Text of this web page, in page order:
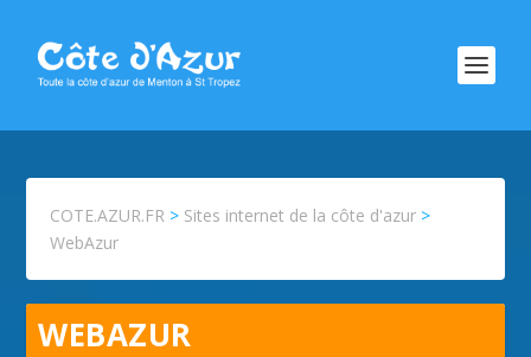
COTE.AZUR.FR > Sites internet de la côte d'azur >
WebAzur
WEBAZUR